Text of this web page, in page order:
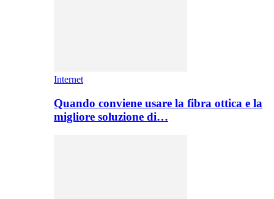
Internet
Quando conviene usare la fibra ottica e la
migliore soluzione di…